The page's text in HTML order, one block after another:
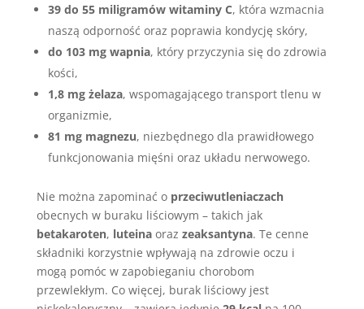
39 do 55 miligramów witaminy C, która wzmacnia
naszą odporność oraz poprawia kondycję skóry,
do 103 mg wapnia, który przyczynia się do zdrowia
kości,
1,8 mg żelaza, wspomagającego transport tlenu w
organizmie,
81 mg magnezu, niezbędnego dla prawidłowego
funkcjonowania mięśni oraz układu nerwowego.
Nie można zapominać o przeciwutleniaczach
obecnych w buraku liściowym – takich jak
betakaroten, luteinaoraz zeaksantyna. Te cenne
składniki korzystnie wpływają na zdrowie oczu i
mogą pomóc w zapobieganiu chorobom
przewlekłym. Co więcej, burak liściowy jest